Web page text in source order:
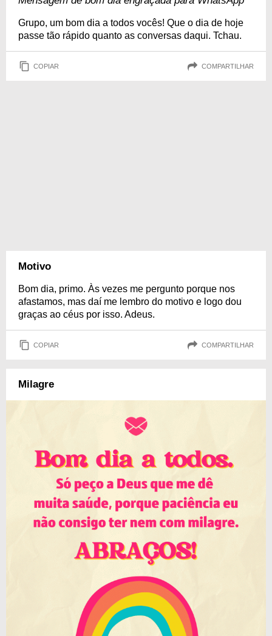
Grupo, um bom dia a todos vocês! Que o dia de hoje
passe tão rápido quanto as conversas daqui. Tchau.
COPIAR COMPARTILHAR
Motivo
Bom dia, primo. Às vezes me pergunto porque nos
afastamos, mas daí me lembro do motivo e logo dou
graças ao céus por isso. Adeus.
COPIAR COMPARTILHAR
Milagre